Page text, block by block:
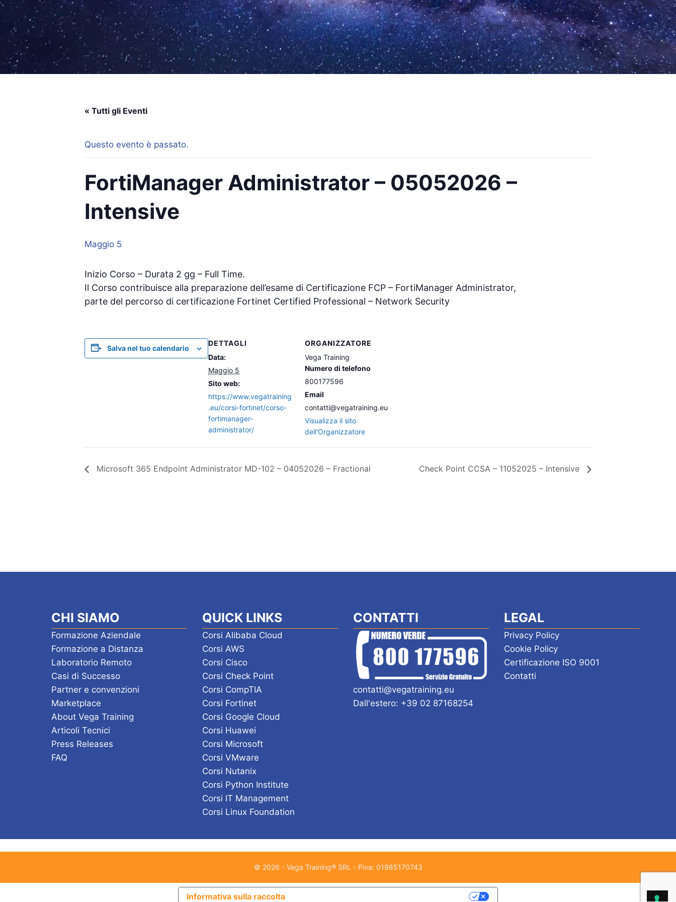
« Tutti gli Eventi
Questo evento è passato.
FortiManager Administrator – 05052026 –
Intensive
Maggio 5
Inizio Corso – Durata 2 gg – Full Time.
Il Corso contribuisce alla preparazione dell’esame di Certificazione FCP – FortiManager Administrator,
parte del percorso di certificazione Fortinet Certified Professional – Network Security
Salva nel tuo calendario
DETTAGLI
Data:
Maggio 5
Sito web:
https://www.vegatraining
.eu/corsi-fortinet/corso-
fortimanager-
administrator/
ORGANIZZATORE
Vega Training
Numero di telefono
800177596
Email
contatti@vegatraining.eu
Visualizza il sito
dell'Organizzatore
Microsoft 365 Endpoint Administrator MD-102 – 04052026 – Fractional Check Point CCSA – 11052025 – Intensive
CHI SIAMO
Formazione Aziendale
Formazione a Distanza
Laboratorio Remoto
Casi di Successo
Partner e convenzioni
Marketplace
About Vega Training
Articoli Tecnici
Press Releases
FAQ
QUICK LINKS
Corsi Alibaba Cloud
Corsi AWS
Corsi Cisco
Corsi Check Point
Corsi CompTIA
Corsi Fortinet
Corsi Google Cloud
Corsi Huawei
Corsi Microsoft
Corsi VMware
Corsi Nutanix
Corsi Python Institute
Corsi IT Management
Corsi Linux Foundation
CONTATTI
contatti@vegatraining.eu
Dall'estero: +39 02 87168254
LEGAL
Privacy Policy
Cookie Policy
Certificazione ISO 9001
Contatti
© 2026 - Vega Training® SRL - Piva: 01985170743
Informativa sulla raccolta